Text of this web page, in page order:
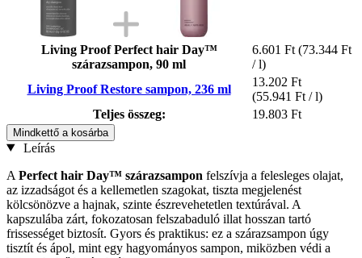
Living Proof Perfect hair Day™
szárazsampon, 90 ml
6.601 Ft (73.344 Ft
/ l)
Living Proof Restore sampon, 236 ml
13.202 Ft
(55.941 Ft / l)
Teljes összeg:
19.803 Ft
Mindkettő a kosárba
Leírás
A Perfect hair Day™ szárazsampon felszívja a felesleges olajat,
az izzadságot és a kellemetlen szagokat, tiszta megjelenést
kölcsönözve a hajnak, szinte észrevehetetlen textúrával. A
kapszulába zárt, fokozatosan felszabaduló illat hosszan tartó
frissességet biztosít. Gyors és praktikus: ez a szárazsampon úgy
tisztít és ápol, mint egy hagyományos sampon, miközben védi a